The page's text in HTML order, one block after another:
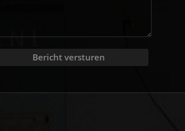
Bericht versturen